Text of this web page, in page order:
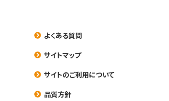
よくある質問
サイトマップ
サイトのご利用について
品質方針